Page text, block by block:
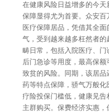
在健康风险日益增多的今
保障显得尤为首要。众安
医疗保障居品，凭借其全
气，受到越来越多枉然者
畴日常，包括入院医疗、
后门急诊等用度，最高保
致贫的风险。同期，该居
药等特点保障，骄气万般
疗险投保门槛低，健康见
主群购买。保费经济实惠